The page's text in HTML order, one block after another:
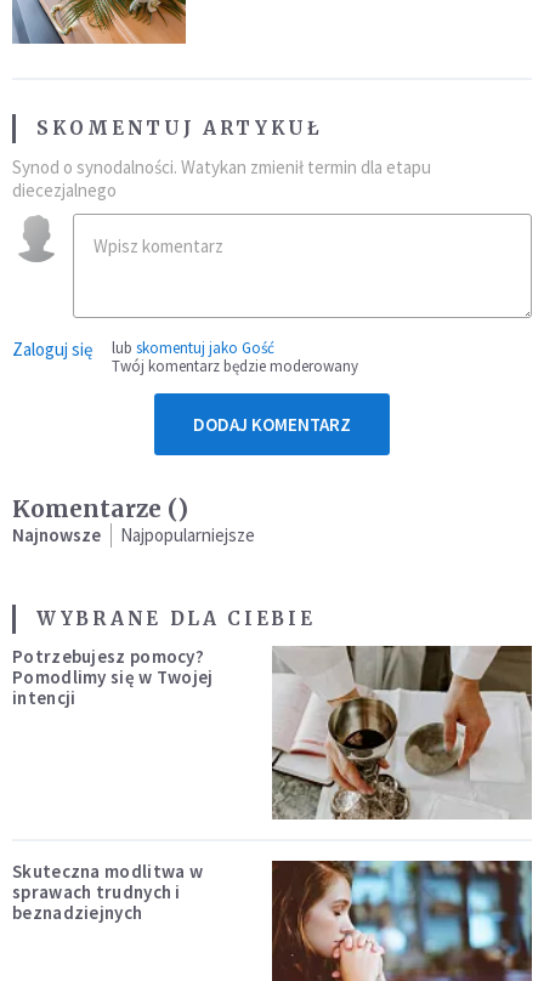
SKOMENTUJ ARTYKUŁ
Synod o synodalności. Watykan zmienił termin dla etapu
diecezjalnego
Zaloguj się lub skomentuj jako Gość
Twój komentarz będzie moderowany
DODAJ KOMENTARZ
Komentarze ()
Najnowsze Najpopularniejsze
WYBRANE DLA CIEBIE
Potrzebujesz pomocy?
Pomodlimy się w Twojej
intencji
Skuteczna modlitwa w
sprawach trudnych i
beznadziejnych